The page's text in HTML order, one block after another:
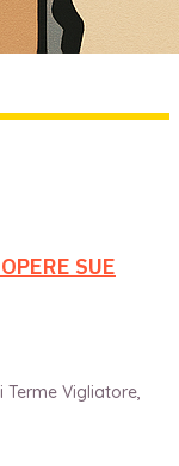
SUE
Vigliatore,